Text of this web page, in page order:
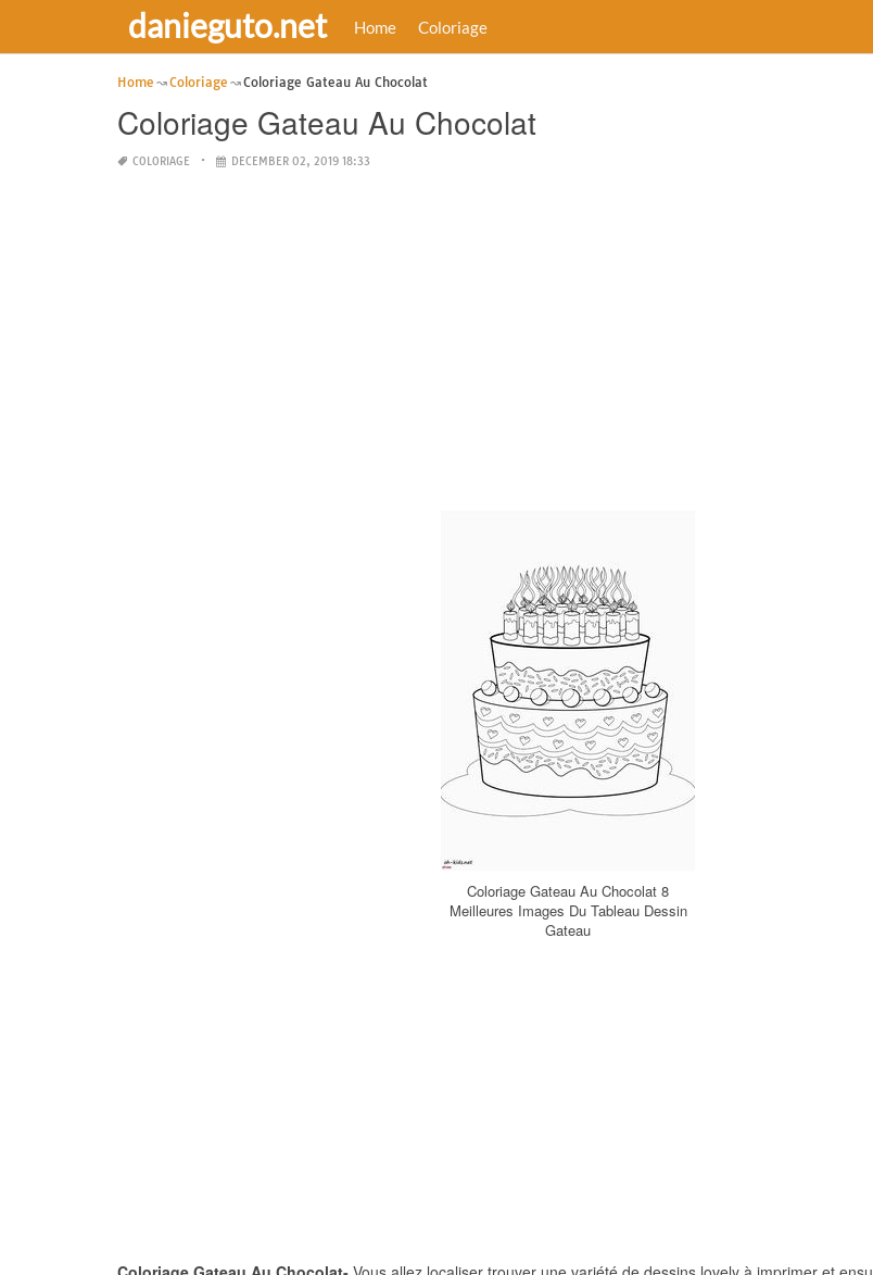
danieguto.net Home Coloriage
Home Coloriage Coloriage Gateau Au Chocolat
Coloriage Gateau Au Chocolat
COLORIAGE DECEMBER 02, 2019 18:33
Coloriage Gateau Au Chocolat 8
Meilleures Images Du Tableau Dessin
Gateau